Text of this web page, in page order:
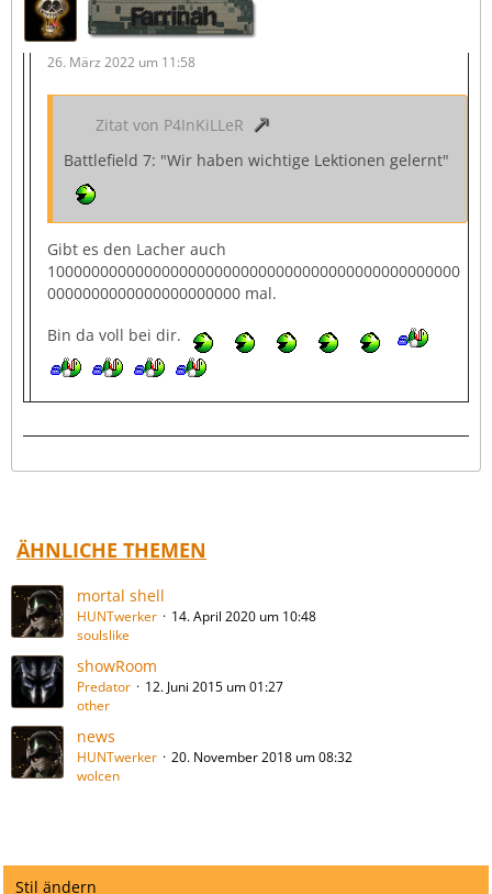
Farrinah
26. März 2022 um 11:58
Zitat von P4InKiLLeR
Battlefield 7: "Wir haben wichtige Lektionen gelernt"
Gibt es den Lacher auch
10000000000000000000000000000000000000000000000
0000000000000000000000 mal.
Bin da voll bei dir.
ÄHNLICHE THEMEN
mortal shell
HUNTwerker
14. April 2020 um 10:48
soulslike
showRoom
Predator
12. Juni 2015 um 01:27
other
news
HUNTwerker
20. November 2018 um 08:32
wolcen
Stil ändern